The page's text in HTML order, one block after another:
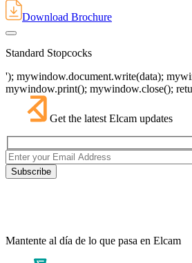
Download Brochure
Standard Stopcocks
'); mywindow.document.write(data);
mywindow.print(); mywindow.close();
Get the latest Elcam updates
Mantente al día de lo que pasa en Elcam